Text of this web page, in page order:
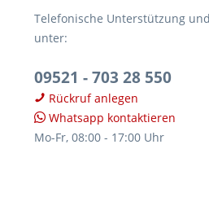
Telefonische Unterstützung
unter:
09521 - 703 28 550
Rückruf anlegen
Whatsapp kontaktieren
Mo-Fr, 08:00 - 17:00 Uhr